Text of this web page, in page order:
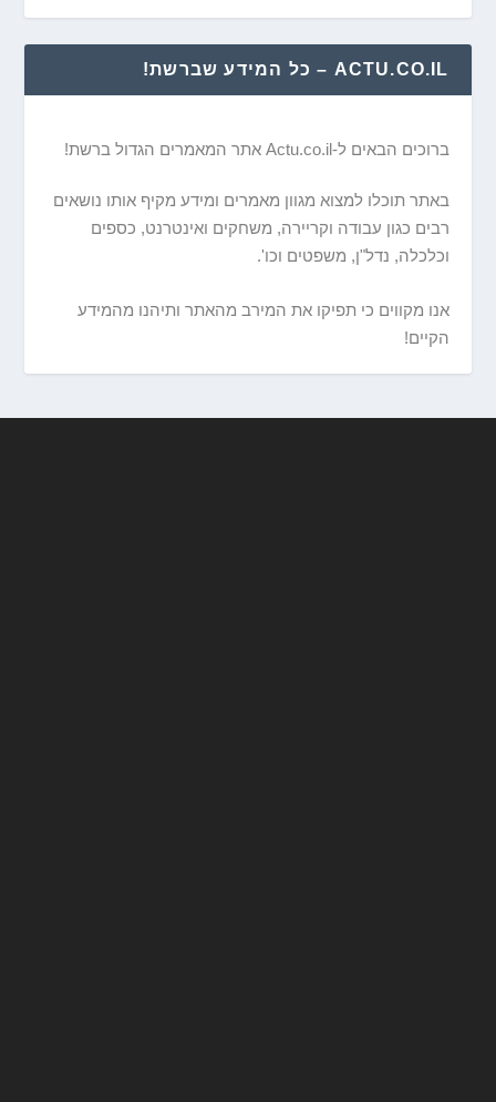
ACTU.CO.IL – כל המידע שברשת!
ברוכים הבאים ל-Actu.co.il אתר המאמרים הגדול ברשת!
באתר תוכלו למצוא מגוון מאמרים ומידע מקיף אותו נושאים
רבים כגון עבודה וקריירה, משחקים ואינטרנט, כספים
וכלכלה, נדל"ן, משפטים וכו'.
אנו מקווים כי תפיקו את המירב מהאתר ותיהנו מהמידע
הקיים!